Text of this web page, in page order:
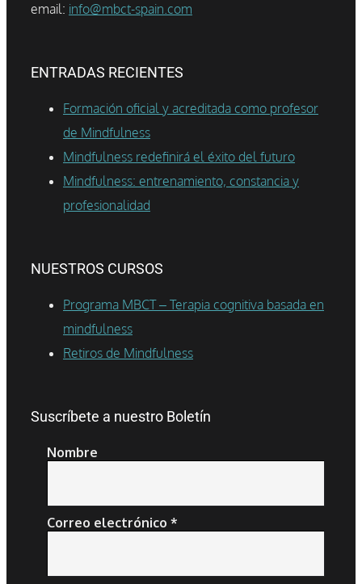
email: info@mbct-spain.com
ENTRADAS RECIENTES
Formación oficial y acreditada como profesor
de Mindfulness
Mindfulness redefinirá el éxito del futuro
Mindfulness: entrenamiento, constancia y
profesionalidad
NUESTROS CURSOS
Programa MBCT – Terapia cognitiva basada en
mindfulness
Retiros de Mindfulness
Suscríbete a nuestro Boletín
Nombre
Correo electrónico *